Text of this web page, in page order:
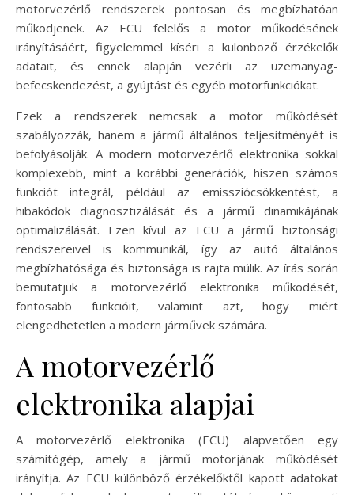
motorvezérlő rendszerek pontosan és megbízhatóan
működjenek. Az ECU felelős a motor működésének
irányításáért, figyelemmel kíséri a különböző érzékelők
adatait, és ennek alapján vezérli az üzemanyag-
befecskendezést, a gyújtást és egyéb motorfunkciókat.
Ezek a rendszerek nemcsak a motor működését
szabályozzák, hanem a jármű általános teljesítményét is
befolyásolják. A modern motorvezérlő elektronika sokkal
komplexebb, mint a korábbi generációk, hiszen számos
funkciót integrál, például az emissziócsökkentést, a
hibakódok diagnosztizálását és a jármű dinamikájának
optimalizálását. Ezen kívül az ECU a jármű biztonsági
rendszereivel is kommunikál, így az autó általános
megbízhatósága és biztonsága is rajta múlik. Az írás során
bemutatjuk a motorvezérlő elektronika működését,
fontosabb funkcióit, valamint azt, hogy miért
elengedhetetlen a modern járművek számára.
A motorvezérlő
elektronika alapjai
A motorvezérlő elektronika (ECU) alapvetően egy
számítógép, amely a jármű motorjának működését
irányítja. Az ECU különböző érzékelőktől kapott adatokat